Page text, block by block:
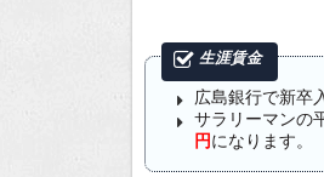
広島銀行で新卒
サラリーマンの
円になります。